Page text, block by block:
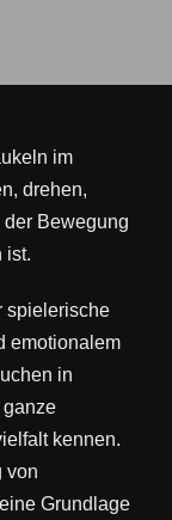
im
drehen,
Bewegung
ist.
spielerische
emotionalem
in
kennen.
von
Grundlage